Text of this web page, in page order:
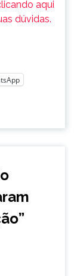
aqui
dúvidas.
”